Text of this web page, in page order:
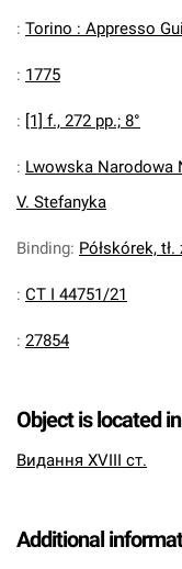
: Torino : Appresso
: 1775
: [1] f., 272 pp.; 8°
: Lwowska Narodowa
V. Stefanyka
Binding: Półskórek, tł.
: CT I 44751/21
: 27854
Object is located
Видання XVIII ст.
Additional